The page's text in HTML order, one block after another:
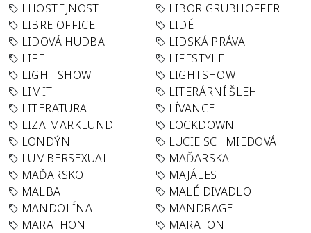
LHOSTEJNOST
LIBOR GRUBHOFFER
LIBRE OFFICE
LIDÉ
LIDOVÁ HUDBA
LIDSKÁ PRÁVA
LIFE
LIFESTYLE
LIGHT SHOW
LIGHTSHOW
LIMIT
LITERÁRNÍ ŠLEH
LITERATURA
LÍVANCE
LIZA MARKLUND
LOCKDOWN
LONDÝN
LUCIE SCHMIEDOVÁ
LUMBERSEXUAL
MAĎARSKA
MAĎARSKO
MAJÁLES
MALBA
MALÉ DIVADLO
MANDOLÍNA
MANDRAGE
MARATHON
MARATON